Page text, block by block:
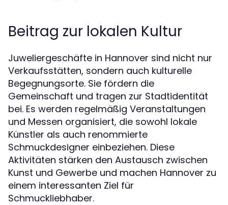
Beitrag zur lokalen Kultur
Juweliergeschäfte in Hannover sind nicht nur
Verkaufsstätten, sondern auch kulturelle
Begegnungsorte. Sie fördern die
Gemeinschaft und tragen zur Stadtidentität
bei. Es werden regelmäßig Veranstaltungen
und Messen organisiert, die sowohl lokale
Künstler als auch renommierte
Schmuckdesigner einbeziehen. Diese
Aktivitäten stärken den Austausch zwischen
Kunst und Gewerbe und machen Hannover zu
einem interessanten Ziel für
Schmuckliebhaber.